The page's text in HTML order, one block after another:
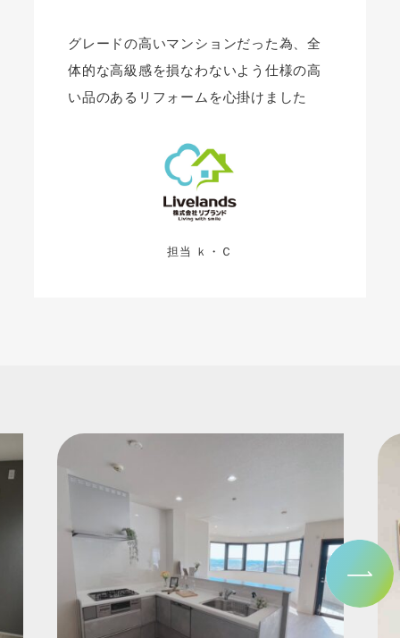
グレードの高いマンションだった為、全
体的な高級感を損なわないよう仕様の高
い品のあるリフォームを心掛けました
担当 ｋ・Ｃ